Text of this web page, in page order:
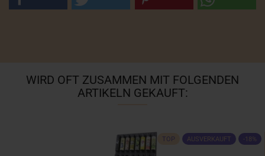
WIRD OFT ZUSAMMEN MIT FOLGENDEN
ARTIKELN GEKAUFT:
TOP AUSVERKAUFT -18%